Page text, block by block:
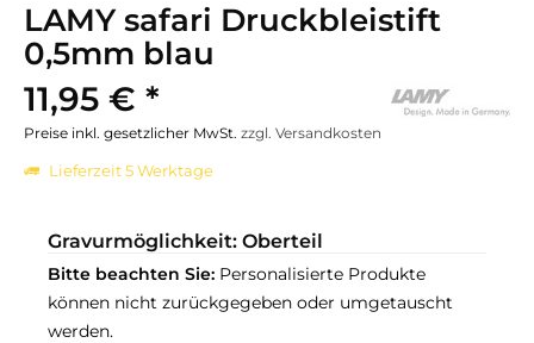
LAMY safari Druckbleistift
0,5mm blau
11,95 € *
Preise inkl. gesetzlicher MwSt. zzgl. Versandkosten
Lieferzeit 5 Werktage
Gravurmöglichkeit: Oberteil
Bitte beachten Sie: Personalisierte Produkte
können nicht zurückgegeben oder umgetauscht
werden.